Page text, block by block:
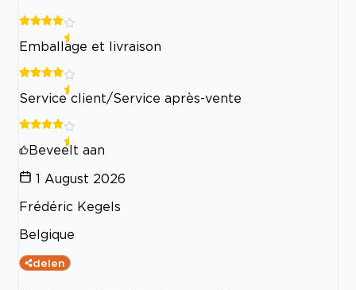
Emballage et livraison
Service client/Service après-vente
Beveelt aan
1 August 2026
Frédéric Kegels
Belgique
delen